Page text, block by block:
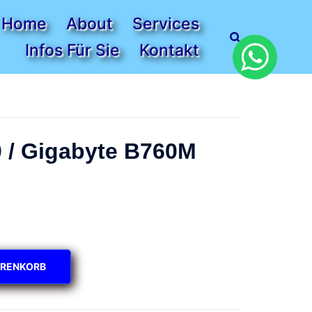
Home About
Services
Infos Für Sie
Kontakt
Gigabyte B760M